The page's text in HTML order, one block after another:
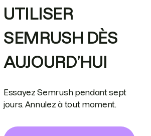
UTILISER
SEMRUSH DÈS
AUJOURD’HUI
Essayez Semrush pendant sept
jours. Annulez à tout moment.